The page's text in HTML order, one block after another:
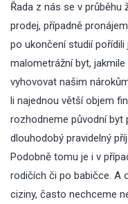
Řada z nás se v
prodej, případně
po ukončení studií
malometrážní byt,
vyhovovat našim
li najednou větší objem
rozhodneme původní byt
dlouhodobý pravidelný
Podobně tomu je i v
rodičích či po babičce. A
ciziny, často nechceme